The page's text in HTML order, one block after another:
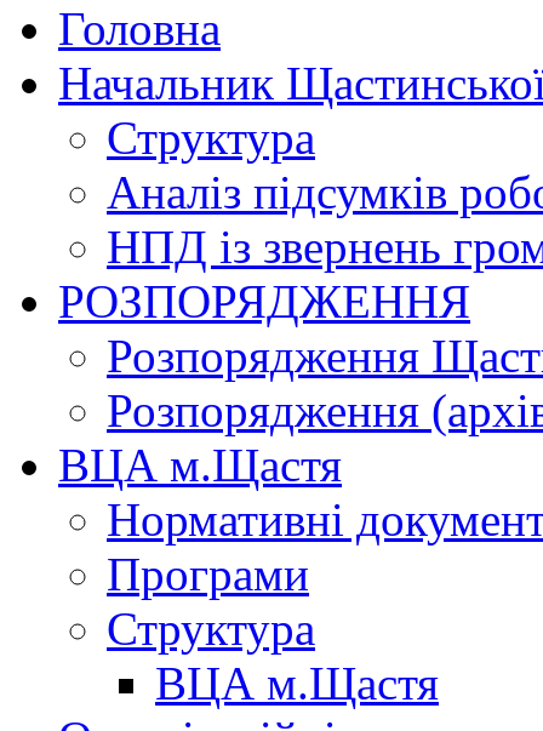
Головна
Начальник
Структура
Аналіз підсумків
НПД із звернень
РОЗПОРЯДЖЕННЯ
Розпорядження
Розпорядження
ВЦА м.Щастя
Нормативні
Програми
Структура
ВЦА м.Щастя